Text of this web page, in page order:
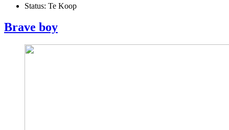
Status: Te Koop
Brave boy